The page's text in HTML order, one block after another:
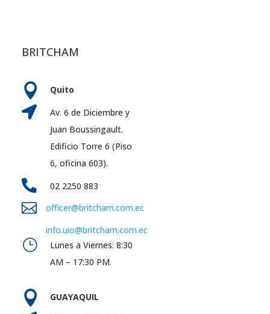
BRITCHAM
 Quito

Av. 6 de Diciembre y
Juan Boussingault.
Edificio Torre 6 (Piso
6, oficina 603).
 02 2250 883

officer@britcham.com.ec
info.uio@britcham.com.ec
}
Lunes a Viernes: 8:30
AM – 17:30 PM.
 GUAYAQUIL